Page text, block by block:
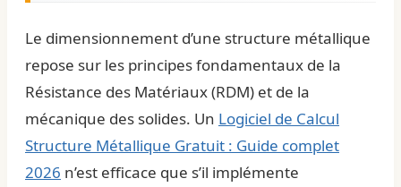
Le dimensionnement d’une structure métallique
repose sur les principes fondamentaux de la
Résistance des Matériaux (RDM) et de la
mécanique des solides. Un Logiciel de Calcul
Structure Métallique Gratuit : Guide complet
2026 n’est efficace que s’il implémente